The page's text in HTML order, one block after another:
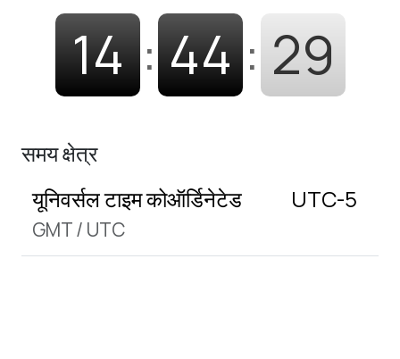
14 : 44 : 30
समय क्षेत्र
यूनिवर्सल टाइम कोऑर्डिनेटेड
GMT/ UTC
UTC-5